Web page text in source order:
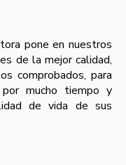
pone en nuestros
de la mejor calidad,
comprobados, para
mucho tiempo y
de vida de sus